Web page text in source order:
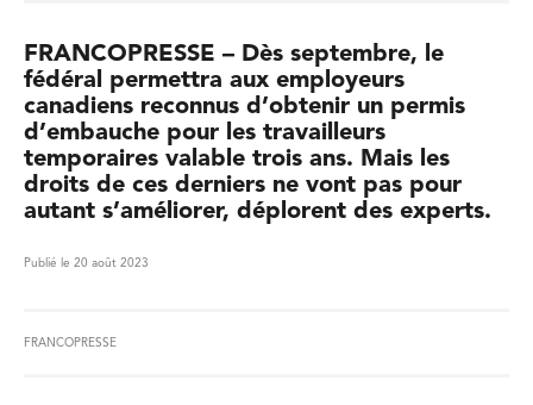
FRANCOPRESSE – Dès septembre, le
fédéral permettra aux employeurs
canadiens reconnus d’obtenir un permis
d’embauche pour les travailleurs
temporaires valable trois ans. Mais les
droits de ces derniers ne vont pas pour
autant s’améliorer, déplorent des experts.
Publié le 20 août 2023
FRANCOPRESSE